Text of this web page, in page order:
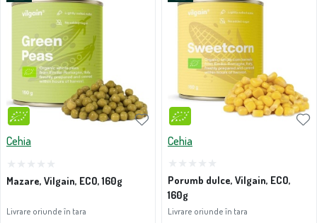
Cehia
Mazare, Vilgain, ECO, 160g
Livrare oriunde în tara
Cehia
Porumb dulce, Vilgain, ECO,
160g
Livrare oriunde în tara